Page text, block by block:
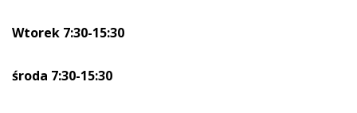
Wtorek 7:30-15:30
środa 7:30-15:30